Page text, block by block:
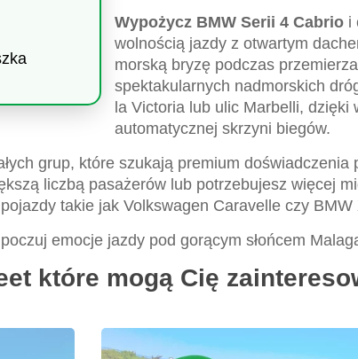
Wypożycz BMW Serii 4 Cabrio i
wolnością jazdy z otwartym
morską bryzę podczas
spektakularnych nadmorskich
la Victoria lub ulic Marbelli, dzięki
automatycznej skrzyni biegów.
grup, które szukają premium doświadczenia
liczbą pasażerów lub potrzebujesz więcej
takie jak Volkswagen Caravelle czy BMW
emocje jazdy pod gorącym słońcem
które mogą Cię